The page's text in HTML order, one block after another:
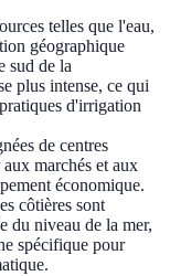
telles que l'eau,
géographique
sud de la
plus intense, ce qui
d'irrigation
de centres
marchés et aux
économique.
côtières sont
du niveau de la mer,
spécifique pour